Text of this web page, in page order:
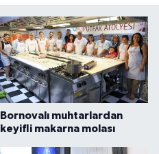
Bornovalı muhtarlardan
keyifli makarna molası